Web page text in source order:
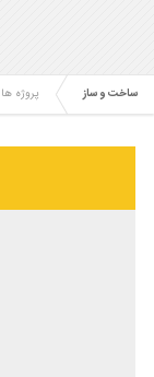
ساخت و ساز پروژه ها